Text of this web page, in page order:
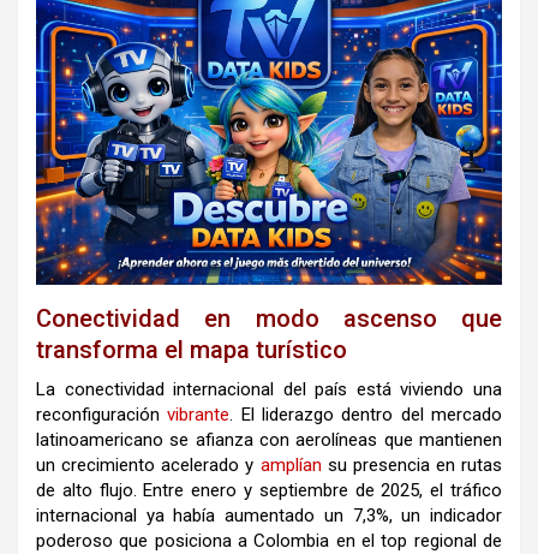
Conectividad en modo ascenso que
transforma el mapa turístico
La conectividad internacional del país está viviendo una
reconfiguraciónvibrante. El liderazgo dentro del mercado
latinoamericano se afianza con aerolíneas que mantienen
un crecimiento acelerado y amplían su presencia en rutas
de alto flujo. Entre enero y septiembre de 2025, el tráfico
internacional ya había aumentado un 7,3%, un indicador
poderoso que posiciona a Colombia en el top regional de